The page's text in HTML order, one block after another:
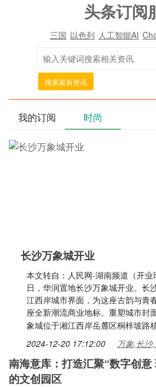
头条订阅
三国 以色列 人工智能AI
搜索最新资讯
我的订阅 时尚
长沙万象城开业
本文转自：人民网-湖南频道（开
日，华润置地长沙万象城开业。长
江西岸城市界面，为这座古韵与青
座全新潮流商业地标。重塑城市封
象城位于湘江西岸岳麓区桐梓坡路
2024-12-20 17:12:00 万象,长沙
南海意库：打造汇聚“数字创
的文创园区